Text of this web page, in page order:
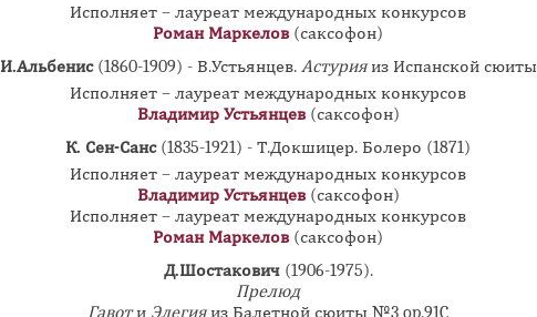
Исполняет – лауреат международных конкурсов
Роман Маркелов (саксофон)
И.Альбенис (1860-1909) - В.Устьянцев. Астурияиз Испанской сюиты
Исполняет – лауреат международных конкурсов
Владимир Устьянцев(саксофон)
К. Сен-Санс (1835-1921) - Т.Докшицер. Болеро (1871)
Исполняет – лауреат международных конкурсов
Владимир Устьянцев(саксофон)
Исполняет – лауреат международных конкурсов
Роман Маркелов (саксофон)
Д.Шостакович(1906-1975).
Прелюд
Гавоти Элегияиз Балетной сюиты №3 op.91C